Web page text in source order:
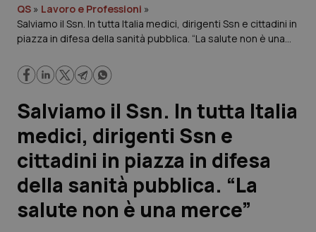
Governo e Parlamento
Regioni e Asl
Lavoro e Professioni
Scienza e Farmaci
Studi e Analisi
Lettere al direttore
QS » Lavoro e Professioni »
Salviamo il Ssn. In tutta Italia medici, dirigenti Ssn e cittadini in
piazza in difesa della sanità pubblica. “La salute non è una
Salviamo il Ssn. In tutta Italia
medici, dirigenti Ssn e
cittadini in piazza in difesa
della sanità pubblica. “La
salute non è una merce”